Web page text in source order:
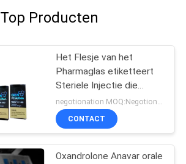
Top Producten
Het Flesje van het
Pharmaglas etiketteert
Steriele Injectie die
Farmaceutische
Verpakking drukt
negotionation MOQ:Negotionation
CONTACT
Oxandrolone Anavar orale